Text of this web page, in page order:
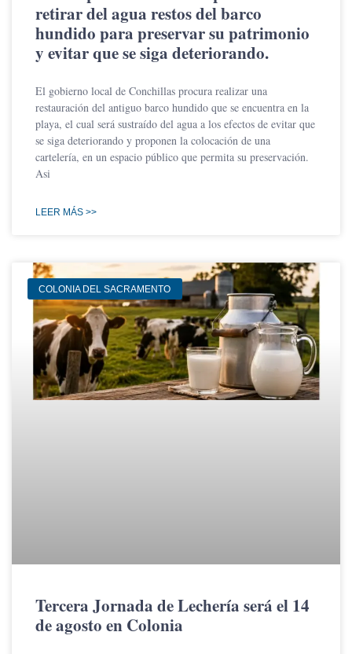
retirar del agua restos del barco
hundido para preservar su patrimonio
y evitar que se siga deteriorando.
El gobierno local de Conchillas procura realizar una
restauración del antiguo barco hundido que se encuentra en la
playa, el cual será sustraído del agua a los efectos de evitar que
se siga deteriorando y proponen la colocación de una
cartelería, en un espacio público que permita su preservación.
Asi
LEER MÁS >>
COLONIA DEL SACRAMENTO
Tercera Jornada de Lechería será el 14
de agosto en Colonia